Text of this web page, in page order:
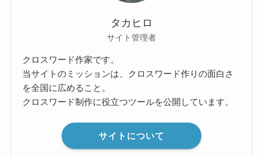
タカヒロ
サイト管理者
クロスワード作家です。
当サイトのミッションは、クロスワード作りの面白さ
を全国に広めること。
クロスワード制作に役立つツールを公開しています。
サイトについて